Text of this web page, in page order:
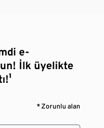
e-
İlk üyelikte
* Zorunlu alan